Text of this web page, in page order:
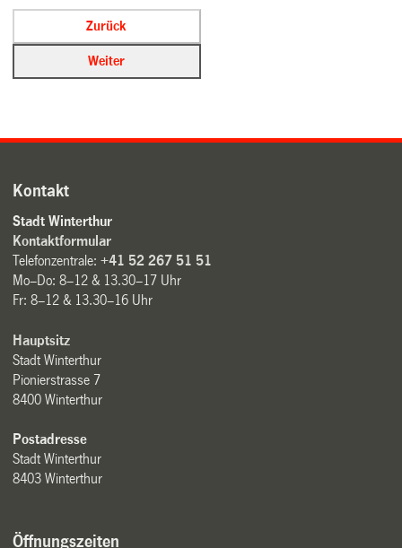
Kontakt
Stadt Winterthur
Kontaktformular
Telefonzentrale:+41 52 267 51 51
Mo–Do: 8–12 & 13.30–17 Uhr
Fr: 8–12 & 13.30–16 Uhr
Hauptsitz
Stadt Winterthur
Pionierstrasse 7
8400 Winterthur
Postadresse
Stadt Winterthur
8403 Winterthur
Öffnungszeiten